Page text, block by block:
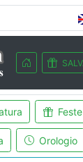
Feste
Orologio